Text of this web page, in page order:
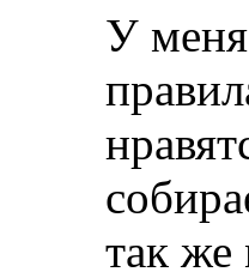
У
так же